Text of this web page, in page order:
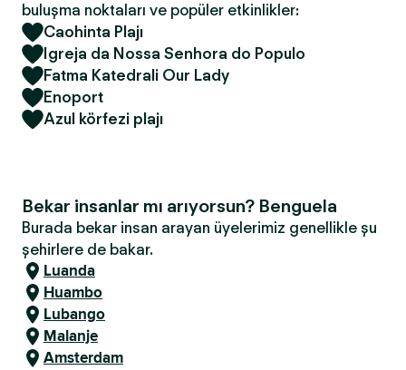
buluşma noktaları ve popüler etkinlikler:
Caohinta Plajı
Igreja da Nossa Senhora do Populo
Fatma Katedrali Our Lady
Enoport
Azul körfezi plajı
Bekar insanlar mı arıyorsun? Benguela
Burada bekar insan arayan üyelerimiz genellikle şu
şehirlere de bakar.
Luanda
Huambo
Lubango
Malanje
Amsterdam